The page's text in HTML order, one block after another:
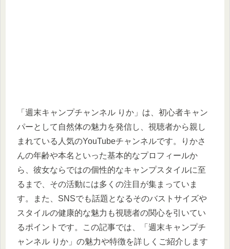
「週末キャンプチャンネル りか」は、初心者キャン
パーとして自然体の魅力を発信し、視聴者から親し
まれている人気のYouTubeチャンネルです。りかさ
んの年齢や本名といった基本的なプロフィールか
ら、彼女ならではの個性的なキャンプスタイルに至
るまで、その活動には多くの注目が集まっていま
す。また、SNSでも話題となるそのバストサイズや
スタイルの健康的な魅力も視聴者の関心を引いてい
るポイントです。この記事では、「週末キャンプチ
ャンネル りか」の魅力や特徴を詳しくご紹介します